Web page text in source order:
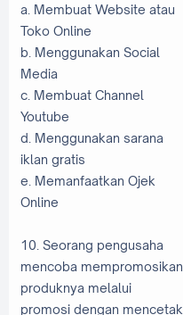
a. Membuat Website atau
Toko Online
b. Menggunakan Social
Media
c. Membuat Channel
Youtube
d. Menggunakan sarana
iklan gratis
e. Memanfaatkan Ojek
Online
10. Seorang pengusaha
mencoba mempromosikan
produknya melalui
promosi dengan mencetak